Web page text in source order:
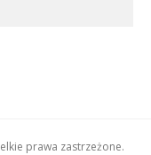
prawa zastrzeżone.